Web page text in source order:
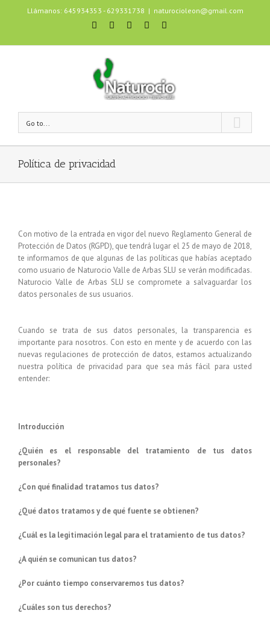
Llámanos: 645934353 - 629331738 | naturocioleon@gmail.com
Go to...
Política de privacidad
Con motivo de la entrada en vigor del nuevo Reglamento General de
Protección de Datos (RGPD), que tendrá lugar el 25 de mayo de 2018,
te informamos de que algunas de las políticas que habías aceptado
como usuario de Naturocio Valle de Arbas SLU se verán modificadas.
Naturocio Valle de Arbas SLU se compromete a salvaguardar los
datos personales de sus usuarios.
Cuando se trata de sus datos personales, la transparencia es
importante para nosotros. Con esto en mente y de acuerdo con las
nuevas regulaciones de protección de datos, estamos actualizando
nuestra política de privacidad para que sea más fácil para usted
entender:
Introducción
¿Quién es el responsable del tratamiento de tus datos
personales?
¿Con qué finalidad tratamos tus datos?
¿Qué datos tratamos y de qué fuente se obtienen?
¿Cuál es la legitimación legal para el tratamiento de tus datos?
¿A quién se comunican tus datos?
¿Por cuánto tiempo conservaremos tus datos?
¿Cuáles son tus derechos?